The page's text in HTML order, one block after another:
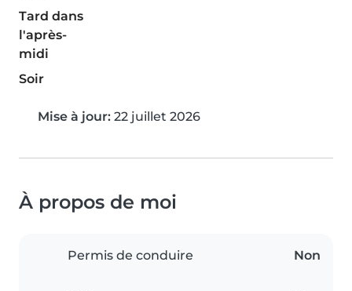
Tard dans
l'après-
midi
Soir
Mise à jour: 22 juillet 2026
À propos de moi
Permis de conduire Non